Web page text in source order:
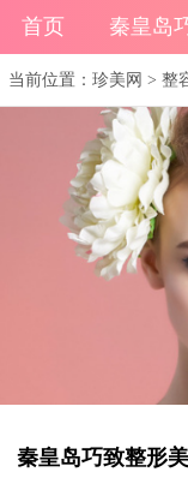
首页 秦皇岛
当前位置：珍美网 >整
秦皇岛巧致整形